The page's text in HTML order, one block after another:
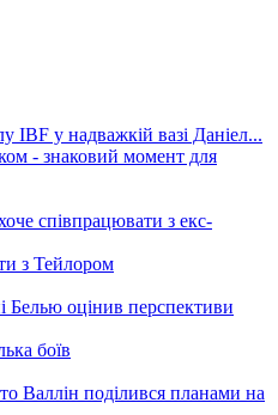
- знаковий момент для
з Тейлором
боїв